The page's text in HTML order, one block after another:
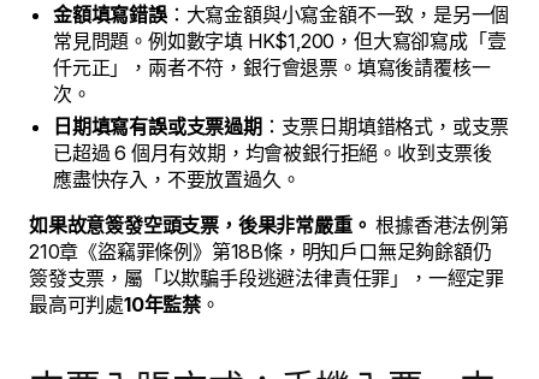
金額填寫錯誤：大寫金額與小寫金額不一致，是另一個
常見問題。例如數字填 HK$1,200，但大寫卻寫成「壹
仟元正」，兩者不符，銀行會退票。填寫後請覆核一
次。
日期填寫有誤或支票過期：支票日期填錯格式，或支票
已超過 6 個月有效期，均會被銀行拒絕。收到支票後
應盡快存入，不要放置過久。
如果故意簽發空頭支票，後果非常嚴重。 根據香港法例第
210章《盜竊罪條例》第18B條，明知戶口無足夠餘額仍
簽發支票，屬「以欺騙手段逃避法律責任罪」，一經定罪
最高可判處10年監禁 。